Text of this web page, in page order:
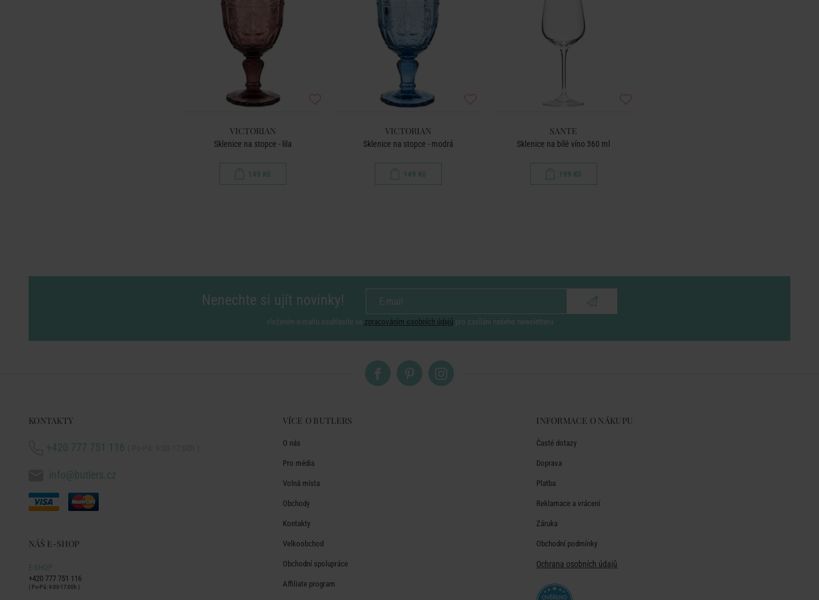
VICTORIAN
Sklenice na stopce - lila
149 Kč
VICTORIAN
Sklenice na stopce - modrá
149 Kč
SANTE
Sklenice na bílé víno 360 ml
199 Kč
Nenechte si ujít novinky!
vložením e-mailu souhlasíte se zpracováním osobních údajů pro zasílání našeho newsletteru
KONTAKTY
+420 777 751 116
info@butlers.cz
NÁŠ E-SHOP
E-SHOP
+420 777 751 116
( Po-Pá: 9:00-17:00h )
VÍCE O BUTLERS
O nás
Pro média
Volná místa
Obchody
Kontakty
Velkoobchod
Obchodní spolupráce
Affiliate program
INFORMACE O NÁKUPU
Časté dotazy
Doprava
Platba
Reklamace a vrácení
Záruka
Obchodní podmínky
Ochrana osobních údajů